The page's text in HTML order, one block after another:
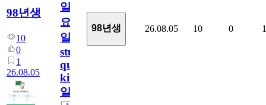
98년생
10
0
1
26.08.05
일
요
일/English
study
quiz
king775
일
98년생 26.08.05 10 0 1